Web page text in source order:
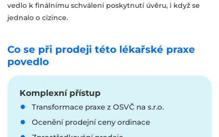
vedlo k finálnímu schválení poskytnutí úvěru, i když se
jednalo o cizince.
Co se při prodeji této lékařské praxe
povedlo
Komplexní přístup
Transformace praxe z OSVČ na s.r.o.
Ocenění prodejní ceny ordinace